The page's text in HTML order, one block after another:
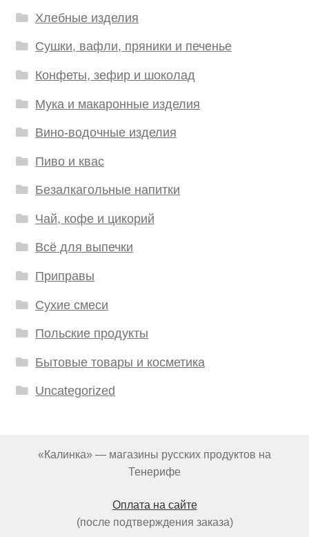
Хлебные изделия
Сушки, вафли, пряники и печенье
Конфеты, зефир и шоколад
Мука и макаронные изделия
Вино-водочные изделия
Пиво и квас
Безалкагольные напитки
Чай, кофе и цикорий
Всё для выпечки
Приправы
Сухие смеси
Польские продукты
Бытовые товары и косметика
Uncategorized
«Калинка» — магазины русских продуктов на
Тенерифе
Оплата на сайте
(после подтверждения заказа)